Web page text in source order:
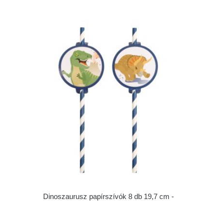
Dinoszaurusz papírszívók 8 db 19,7 cm -